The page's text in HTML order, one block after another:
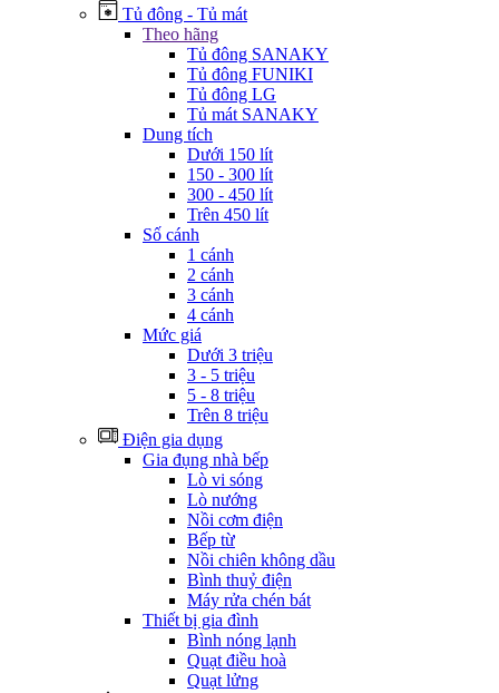
Tủ đông - Tủ mát
Theo hãng
Tủ đông SANAKY
Tủ đông FUNIKI
Tủ đông LG
Tủ mát SANAKY
Dung tích
Dưới 150 lít
150 - 300 lít
300 - 450 lít
Trên 450 lít
Số cánh
1 cánh
2 cánh
3 cánh
4 cánh
Mức giá
Dưới 3 triệu
3 - 5 triệu
5 - 8 triệu
Trên 8 triệu
Điện gia dụng
Gia đụng nhà bếp
Lò vi sóng
Lò nướng
Nồi cơm điện
Bếp từ
Nồi chiên không dầu
Bình thuỷ điện
Máy rửa chén bát
Thiết bị gia đình
Bình nóng lạnh
Quạt điều hoà
Quạt lửng